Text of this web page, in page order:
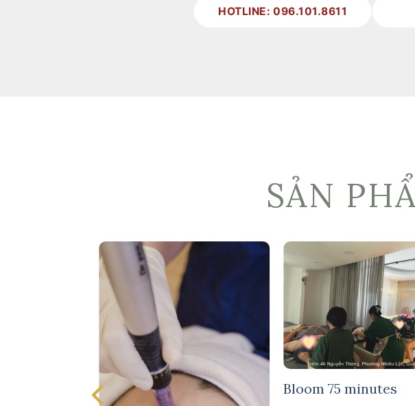
HOTLINE: 096.101.8611
SẢN
Bloom 75 minutes